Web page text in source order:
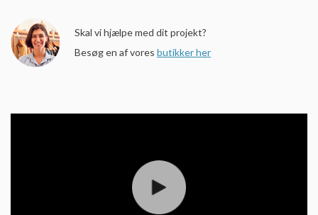
Skal vi hjælpe med dit projekt?
Besøg en af vores butikker her